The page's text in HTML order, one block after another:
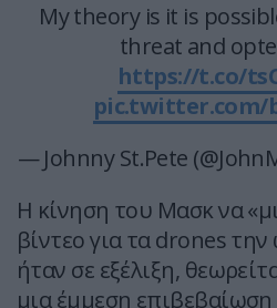
My theory is it is
threat and
https://t.co/
pic.twitter.com/
— Johnny St.Pete
Η κίνηση του Μασκ να
βίντεο για τα drones
ήταν σε εξέλιξη,
μια έμμεση επιβεβαίωση